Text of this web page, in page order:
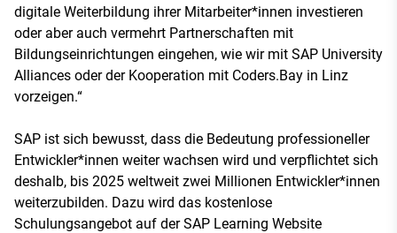
digitale Weiterbildung ihrer Mitarbeiter*innen investieren
oder aber auch vermehrt Partnerschaften mit
Bildungseinrichtungen eingehen, wie wir mit SAP University
Alliances oder der Kooperation mit Coders.Bay in Linz
vorzeigen.“
SAP ist sich bewusst, dass die Bedeutung professioneller
Entwickler*innen weiter wachsen wird und verpflichtet sich
deshalb, bis 2025 weltweit zwei Millionen Entwickler*innen
weiterzubilden. Dazu wird das kostenlose
Schulungsangebot auf der SAP Learning Website